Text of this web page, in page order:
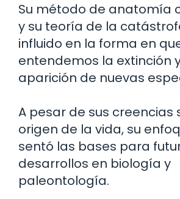
Su método de anatomía
y su teoría de la
influido en la forma en
entendemos la extinción
aparición de nuevas
A pesar de sus creencias
origen de la vida, su
sentó las bases para
desarrollos en biología y
paleontología.